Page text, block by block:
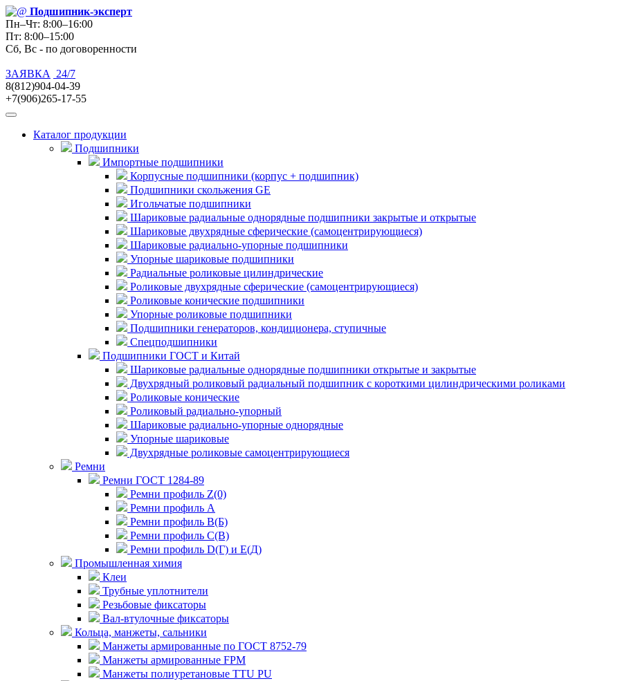
Подшипник-эксперт
Пн–Чт: 8:00–16:00
Пт: 8:00–15:00
Сб, Вс - по договоренности
ЗАЯВКА
24/7
8(812)904-04-39
+7(906)265-17-55
Каталог продукции
Подшипники
Импортные подшипники
Корпусные подшипники (корпус + подшипник)
Подшипники скольжения GE
Игольчатые подшипники
Шариковые радиальные однорядные подшипники закрытые и открытые
Шариковые двухрядные сферические (самоцентрирующиеся)
Шариковые радиально-упорные подшипники
Упорные шариковые подшипники
Радиальные роликовые цилиндрические
Роликовые двухрядные сферические (самоцентрирующиеся)
Роликовые конические подшипники
Упорные роликовые подшипники
Подшипники генераторов, кондиционера, ступичные
Спецподшипники
Подшипники ГОСТ и Китай
Шариковые радиальные однорядные подшипники открытые и закрытые
Двухрядный роликовый радиальный подшипник с короткими цилиндрическими роликами
Роликовые конические
Роликовый радиально-упорный
Шариковые радиально-упорные однорядные
Упорные шариковые
Двухрядные роликовые самоцентрирующиеся
Ремни
Ремни ГОСТ 1284-89
Ремни профиль Z(0)
Ремни профиль А
Ремни профиль В(Б)
Ремни профиль С(В)
Ремни профиль D(Г) и E(Д)
Промышленная химия
Клеи
Трубные уплотнители
Резьбовые фиксаторы
Вал-втулочные фиксаторы
Кольца, манжеты, сальники
Манжеты армированные по ГОСТ 8752-79
Манжеты армированные FPM
Манжеты полиуретановые TTU PU